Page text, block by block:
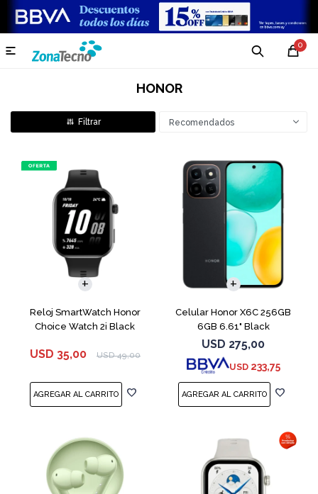
0

HONOR
Recomendados
Reloj SmartWatch Honor
Choice Watch 2i Black
USD 35,00 USD 49,00
Celular Honor X6C 256GB
6GB 6.61" Black
USD 275,00
USD 233,75
COMPARAR